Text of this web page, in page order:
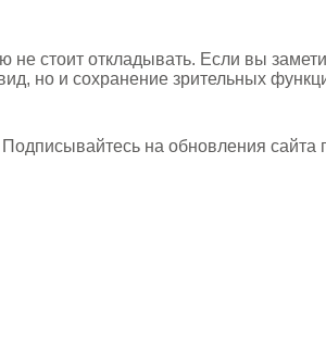
стоит откладывать. Если вы
но и сохранение зрительных
на обновления сайта